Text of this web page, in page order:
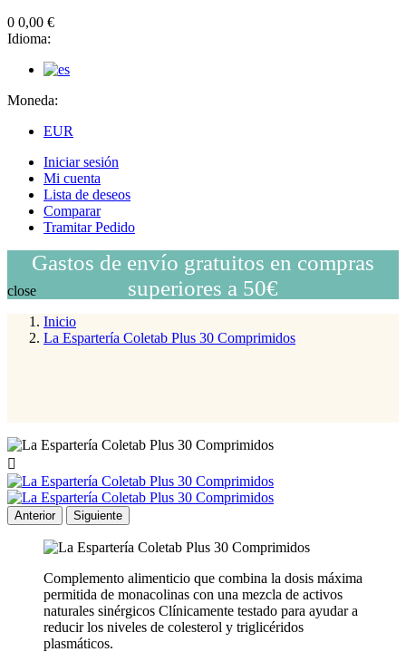
0 0,00 €
Idioma:
Moneda:
EUR
Iniciar sesión
Mi cuenta
Lista de deseos
Comparar
Tramitar Pedido
Gastos de envío gratuitos en compras
superiores a 50€
close
Inicio
La Espartería Coletab Plus 30 Comprimidos

Anterior Siguiente
Complemento alimenticio que combina la dosis máxima
permitida de monacolinas con una mezcla de activos
naturales sinérgicos Clínicamente testado para ayudar a
reducir los niveles de colesterol y triglicéridos
plasmáticos.